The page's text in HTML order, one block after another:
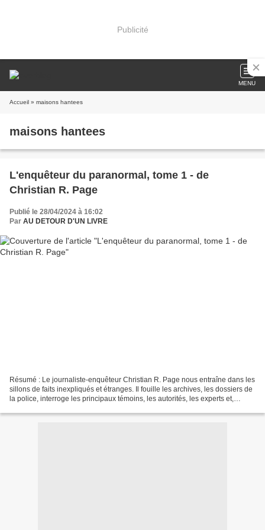
Publicité
MENU
Accueil » maisons hantees
maisons hantees
L'enquêteur du paranormal, tome 1 - de
Christian R. Page
Publié le 28/04/2024 à 16:02
Par AU DETOUR D'UN LIVRE
Résumé : Le journaliste-enquêteur Christian R. Page nous entraîne dans les
sillons de faits inexpliqués et étranges. Il fouille les archives, les dossiers de
la police, interroge les principaux témoins, les autorités, les experts et,